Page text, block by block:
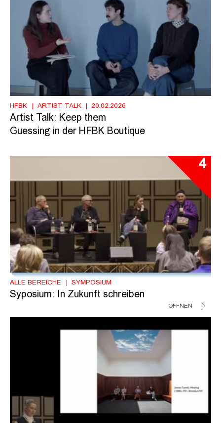
HFBK ARTIST TALK 20.02.2026
Artist Talk: Keep them
Guessing in der HFBK Boutique
4
ALLE BEREICHE SYMPOSIUM
Syposium: In Zukunft schreiben
ÖFFNEN